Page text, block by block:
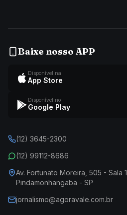
Baixe nosso APP
Disponível na
App Store
Disponível no
Google Play
(12) 3645-2300
(12) 99112-8686
Av. Fortunato Moreira, 505 - Sala 1
Pindamonhangaba - SP
jornalismo@agoravale.com.br